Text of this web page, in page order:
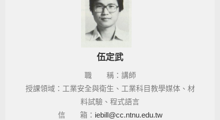
伍定武
職 稱：講師
授課領域：工業安全與衛生、工業科目教學媒体、材
料試驗、程式語言
信 箱： iebill@cc.ntnu.edu.tw